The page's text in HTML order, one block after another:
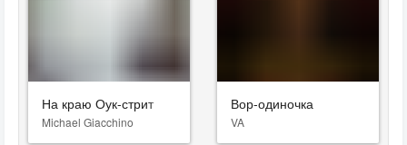
На краю Оук-стрит
Michael Giacchino
Вор-одиночка
VA